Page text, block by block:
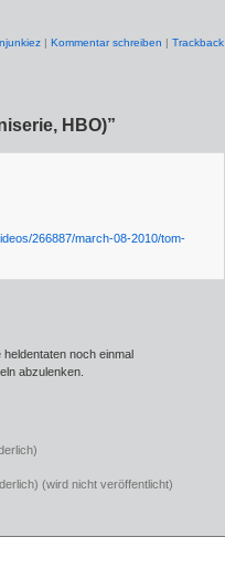
| Kommentar schreiben | Trackback
HBO)”
266887/march-08-2010/tom-
noch einmal
abzulenken.
(wird nicht veröffentlicht)